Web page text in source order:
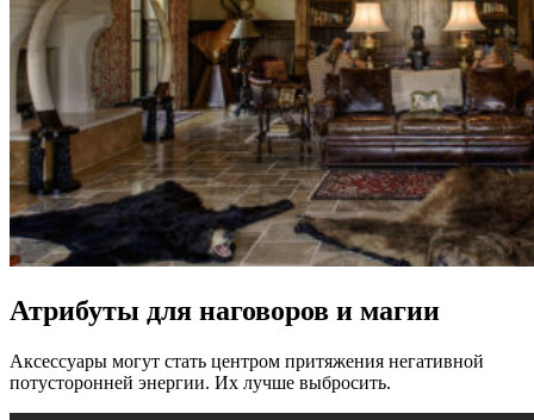
Атрибуты для наговоров и магии
Аксессуары могут стать центром притяжения негативной
потусторонней энергии. Их лучше выбросить.